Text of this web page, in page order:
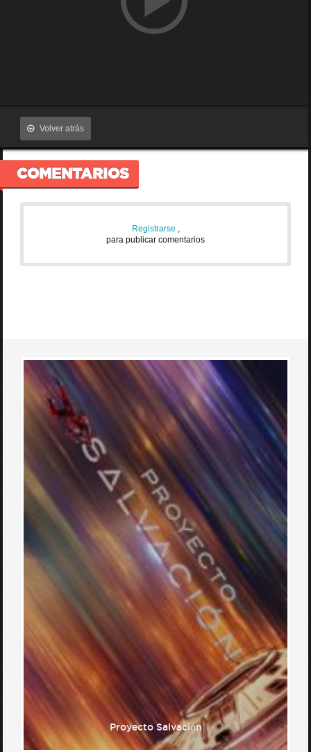
Volver atrás
COMENTARIOS
Registrarse ,
para publicar comentarios
Proyecto Salvación